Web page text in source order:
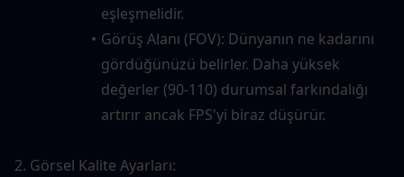
eşleşmelidir.
Görüş Alanı (FOV): Dünyanın ne kadarını
gördüğünüzü belirler. Daha yüksek
değerler (90-110) durumsal farkındalığı
artırır ancak FPS'yi biraz düşürür.
2. Görsel Kalite Ayarları: